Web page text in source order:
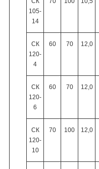
105-
14
СК
120-
4
60 70 12,0
СК
120-
6
60 70 12,0
СК
120-
10
70 100 12,0